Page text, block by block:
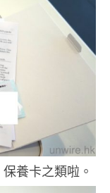
養卡之類啦。